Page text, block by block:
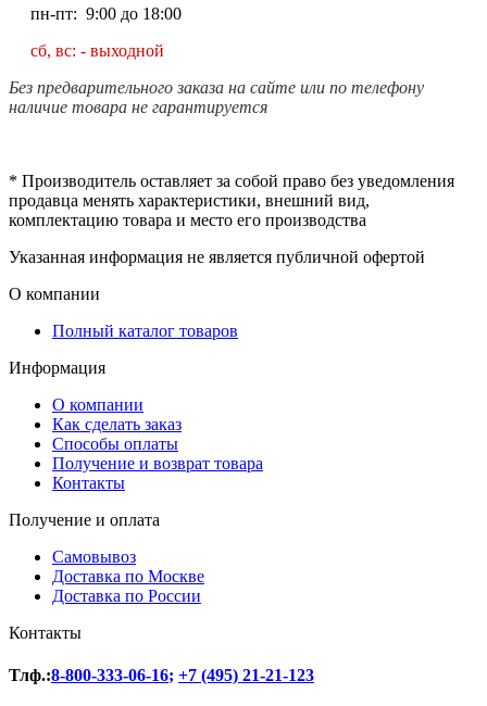
пн-пт: 9:00 до 18:00
сб, вс: - выходной
Без предварительного заказа на сайте или по телефону
наличие товара не гарантируется
* Производитель оставляет за собой право без уведомления
продавца менять характеристики, внешний вид,
комплектацию товара и место его производства
Указанная информация не является публичной офертой
О компании
Полный каталог товаров
Информация
О компании
Как сделать заказ
Способы оплаты
Получение и возврат товара
Контакты
Получение и оплата
Самовывоз
Доставка по Москве
Доставка по России
Контакты
Тлф.:8-800-333-06-16; +7 (495) 21-21-123